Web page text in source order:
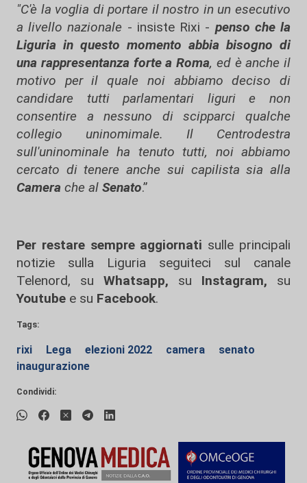
"C'è la voglia di portare il nostro in un esecutivo
a livello nazionale - insiste Rixi - penso che la
Liguria in questo momento abbia bisogno di
una rappresentanza forte a Roma, ed è anche il
motivo per il quale noi abbiamo deciso di
candidare tutti parlamentari liguri e non
consentire a nessuno di scipparci qualche
collegio uninomimale. Il Centrodestra
sull'uninominale ha tenuto tutti, noi abbiamo
cercato di tenere anche sui capilista sia alla
Camera che al Senato.”
Per restare sempre aggiornati sulle principali
notizie sulla Liguria seguiteci sul canale
Telenord, su
Whatsapp, su Instagram, su
Youtube e su Facebook.
Tags:
rixi Lega elezioni 2022 camera
senato
inaugurazione
Condividi: